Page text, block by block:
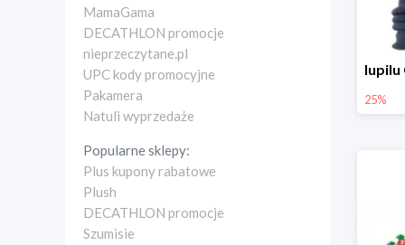
MamaGama
DECATHLON promocje
nieprzeczytane.pl
UPC kody promocyjne
Pakamera
Natuli wyprzedaże
Popularne sklepy:
Plus kupony rabatowe
Plush
DECATHLON promocje
Szumisie
25%